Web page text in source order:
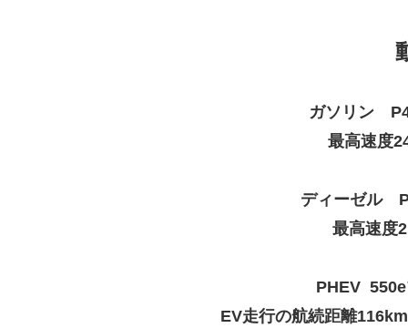
ガソリン
最高速度
ディーゼル
最高速度
PHEV
EV走行の航続距離